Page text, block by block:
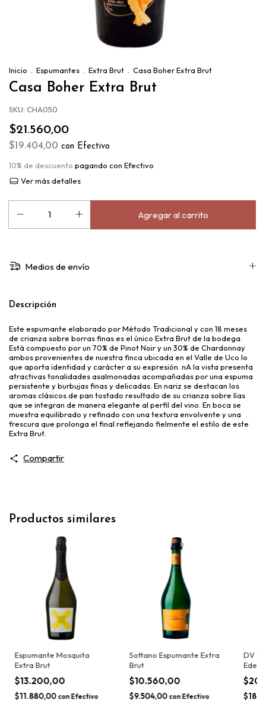
Inicio Espumantes Extra Brut Casa Boher Extra Brut
Casa Boher Extra Brut
SKU: CHA050
$21.560,00
$19.404,00 con Efectivo
10% de descuento pagando con Efectivo
Ver más detalles
Medios de envío
Descripción
Este espumante elaborado por Método Tradicional y con 18 meses
de crianza sobre borras finas es el único Extra Brut de la bodega.
Está compuesto por un 70% de Pinot Noir y un 30% de Chardonnay
ambos provenientes de nuestra finca ubicada en el Valle de Uco lo
que aporta identidad y carácter a su expresión. nA la vista presenta
atractivas tonalidades asalmonadas acompañadas por una espuma
persistente y burbujas finas y delicadas. En nariz se destacan los
aromas clásicos de pan tostado resultado de su crianza sobre lías
que se integran de manera elegante al perfil del vino. En boca se
muestra equilibrado y refinado con una textura envolvente y una
frescura que prolonga el final reflejando fielmente el estilo de este
Extra Brut.
Compartir
Productos similares
Espumante Mosquita
Extra Brut
$13.200,00
$11.880,00 con Efectivo
Sottano Espumante Extra
Brut
$10.560,00
$9.504,00 con Efectivo
DV
Edem